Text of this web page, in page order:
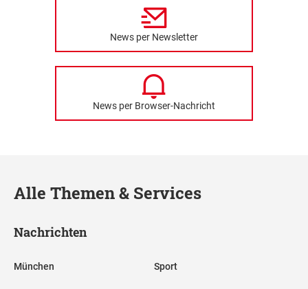
News per Newsletter
News per Browser-Nachricht
Alle Themen & Services
Nachrichten
München Sport